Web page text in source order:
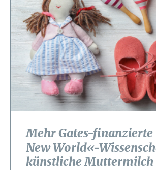
Mehr Gates-finanzierte
New World«-
künstliche Muttermilch